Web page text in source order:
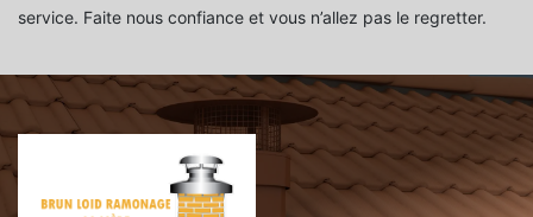
service. Faite nous confiance et vous n’allez pas le regretter.